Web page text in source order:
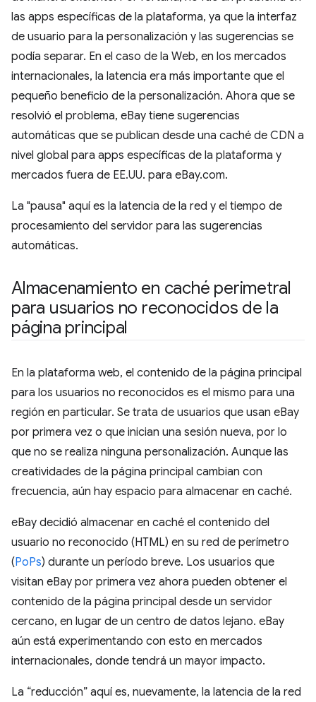
las apps específicas de la plataforma, ya que la interfaz
de usuario para la personalización y las sugerencias se
podía separar. En el caso de la Web, en los mercados
internacionales, la latencia era más importante que el
pequeño beneficio de la personalización. Ahora que se
resolvió el problema, eBay tiene sugerencias
automáticas que se publican desde una caché de CDN a
nivel global para apps específicas de la plataforma y
mercados fuera de EE.UU. para eBay.com.
La "pausa" aquí es la latencia de la red y el tiempo de
procesamiento del servidor para las sugerencias
automáticas.
Almacenamiento en caché perimetral
para usuarios no reconocidos de la
página principal
En la plataforma web, el contenido de la página principal
para los usuarios no reconocidos es el mismo para una
región en particular. Se trata de usuarios que usan eBay
por primera vez o que inician una sesión nueva, por lo
que no se realiza ninguna personalización. Aunque las
creatividades de la página principal cambian con
frecuencia, aún hay espacio para almacenar en caché.
eBay decidió almacenar en caché el contenido del
usuario no reconocido (HTML) en su red de perímetro
(PoPs) durante un período breve. Los usuarios que
visitan eBay por primera vez ahora pueden obtener el
contenido de la página principal desde un servidor
cercano, en lugar de un centro de datos lejano. eBay
aún está experimentando con esto en mercados
internacionales, donde tendrá un mayor impacto.
La “reducción” aquí es, nuevamente, la latencia de la red